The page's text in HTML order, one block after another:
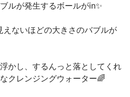
ルが発生するボールがin✨
えないほどの大きさのバブルが
かし、するんっと落としてくれ
クレンジングウォーター🌈